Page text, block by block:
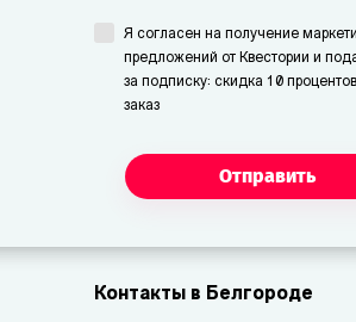
Я согласен на получение
предложений от Квестории и
за подписку: скидка 10
заказ
Отправить
Контакты в Белгороде